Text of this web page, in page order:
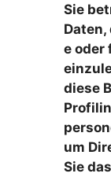
Sie
e oder
diese
um
Sie